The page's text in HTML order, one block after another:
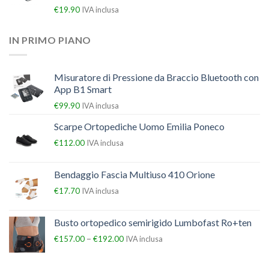
€19.90 IVA inclusa
IN PRIMO PIANO
Misuratore di Pressione da Braccio Bluetooth con
App B1 Smart
€99.90 IVA inclusa
Scarpe Ortopediche Uomo Emilia Poneco
€112.00 IVA inclusa
Bendaggio Fascia Multiuso 410 Orione
€17.70 IVA inclusa
Busto ortopedico semirigido Lumbofast Ro+ten
€157.00 – €192.00 IVA inclusa